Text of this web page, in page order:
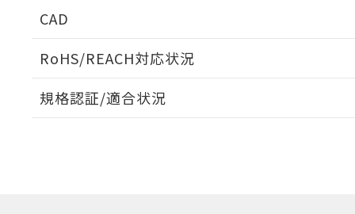
CAD
RoHS/REACH対応状況
EU RoHS 注意事項・凡例
規格認証/適合状況